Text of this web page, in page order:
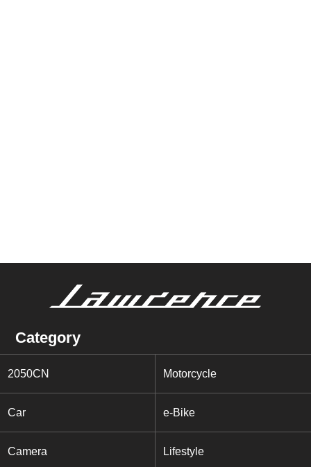
Category
2050CN Motorcycle
Car e-Bike
Camera Lifestyle